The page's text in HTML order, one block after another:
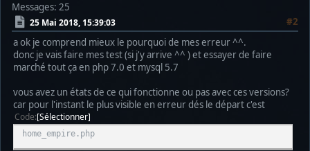
Messages: 25
25 Mai 2018, 15:39:03
#2
a ok je comprend mieux le pourquoi de mes erreur ^^.
donc je vais faire mes test (si j'y arrive ^^ ) et essayer de faire
marché tout ça en php 7.0 et mysql 5.7
vous avez un états de ce qui fonctionne ou pas avec ces versions?
car pour l'instant le plus visible en erreur dés le départ c'est
Code Sélectionner
home_empire.php